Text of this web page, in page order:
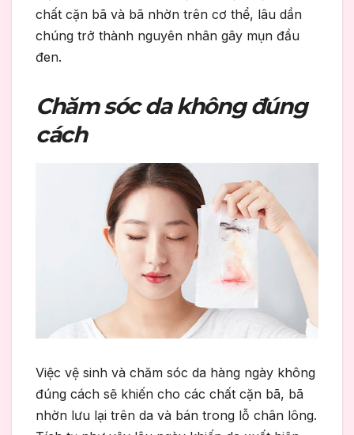
chất cặn bã và bã nhờn trên cơ thể, lâu dần
chúng trở thành nguyên nhân gây mụn đầu
đen.
Chăm sóc da không đúng
cách
Việc vệ sinh và chăm sóc da hàng ngày không
đúng cách sẽ khiến cho các chất cặn bã, bã
nhờn lưu lại trên da và bán trong lỗ chân lông.